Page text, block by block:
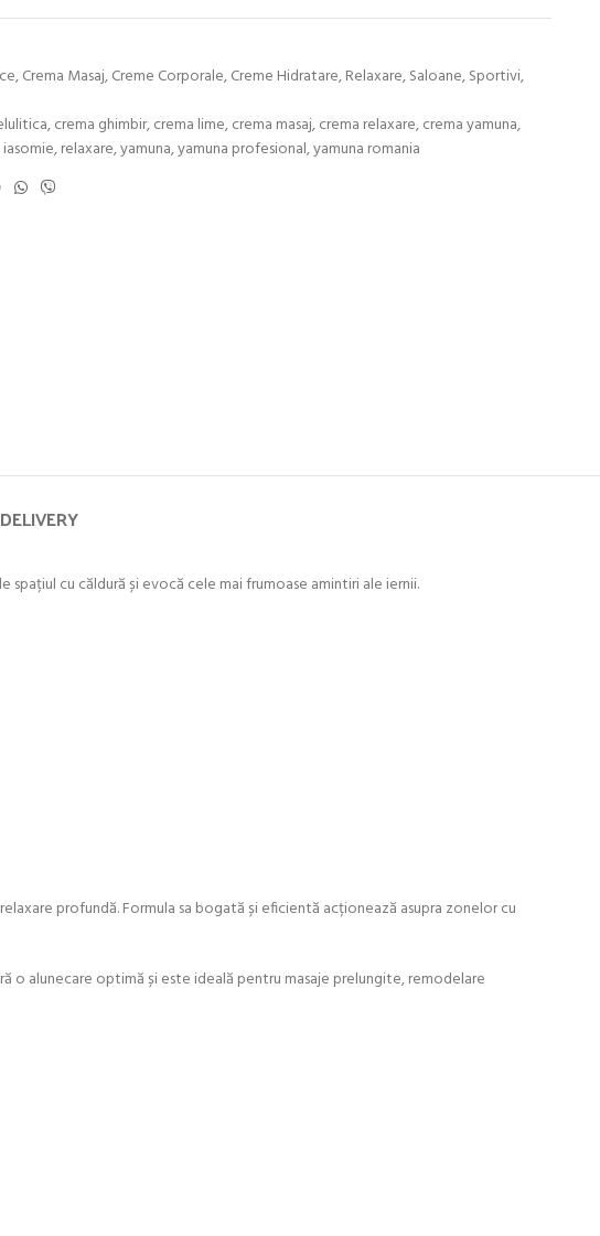
,Crema Masaj,Creme Corporale,Creme Hidratare,Relaxare,Saloane,Sportivi,
,crema ghimbir,crema lime,crema masaj,crema relaxare,crema yamuna,
iasomie,relaxare,yamuna,yamuna profesional,yamuna romania
cu căldură și evocă cele mai frumoase amintiri ale iernii.
profundă. Formula sa bogată și eficientă acționează asupra zonelor cu
o alunecare optimă și este ideală pentru masaje prelungite, remodelare